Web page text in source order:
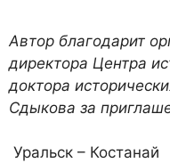
Автор благодарит
директора Центра
доктора
Сдыкова за
Уральск – Костанай